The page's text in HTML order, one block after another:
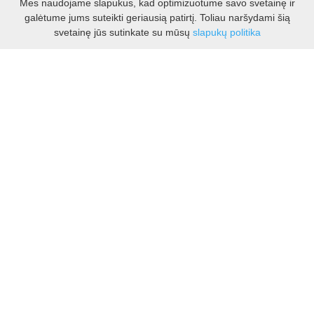
Darbo laikas:
I - V 8.30 - 17.00 val.
Mes naudojame slapukus, kad optimizuotume savo svetainę ir
galėtume jums suteikti geriausią patirtį. Toliau naršydami šią
svetainę jūs sutinkate su mūsų slapukų politika